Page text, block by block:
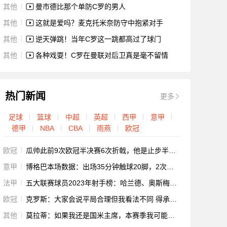
其他
曼市德比那个单防C罗的男人
其他
这就是爱吗？麦克托米奈防守中抱紧对手
其他
逆天弹跳！当年C罗这一跳都高过了球门
其他
各种戏耍！C罗在曼联对后卫真是毫不留情
热门新闻 更多
足球 篮球 中超 英超 西甲
意甲
德甲
NBA CBA 雨燕 欧冠
欧冠
瓜帅此前9次欧冠半决赛6次折戟，他是止步半决赛次数最多主帅
意甲
博格巴本场数据：出场35分钟触球20脚，2次射正3次争顶成功
法甲
五大联赛球员2023年射手榜：哈兰德、奥斯梅恩和拉卡泽特14球居首
欧冠
克罗斯：大家会说平局合理但我看法不同 得承认德布劳内进了好球
其他
莫拉蒂：如果我还是国米主席，本赛季我可能会炒掉小因扎吉